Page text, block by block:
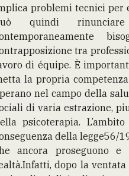
problemi tecnici per
quindi
tra
di équipe. È
la propria
nel campo della
di varia estrazione,
psicoterapia.
della legge56/
ancora proseguono
dopo la